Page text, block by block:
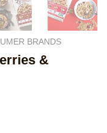
BRANDS
&